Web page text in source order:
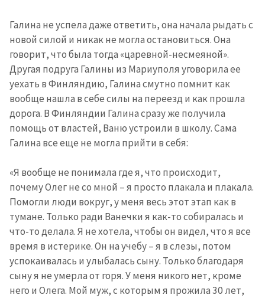
Галина не успела даже ответить, она начала рыдать с
новой силой и никак не могла остановиться. Она
говорит, что была тогда «царевной-несмеяной».
Другая подруга Галины из Мариуполя уговорила ее
уехать в Финляндию, Галина смутно помнит как
вообще нашла в себе силы на переезд и как прошла
дорога. В Финляндии Галина сразу же получила
помощь от властей, Ваню устроили в школу. Сама
Галина все еще не могла прийти в себя:
«Я вообще не понимала где я, что происходит,
почему Олег не со мной – я просто плакала и плакала.
Помогли люди вокруг, у меня весь этот этап как в
тумане. Только ради Ванечки я как-то собиралась и
что-то делала. Я не хотела, чтобы он видел, что я все
время в истерике. Он на учебу – я в слезы, потом
успокаивалась и улыбалась сыну. Только благодаря
сыну я не умерла от горя. У меня никого нет, кроме
него и Олега. Мой муж, с которым я прожила 30 лет,